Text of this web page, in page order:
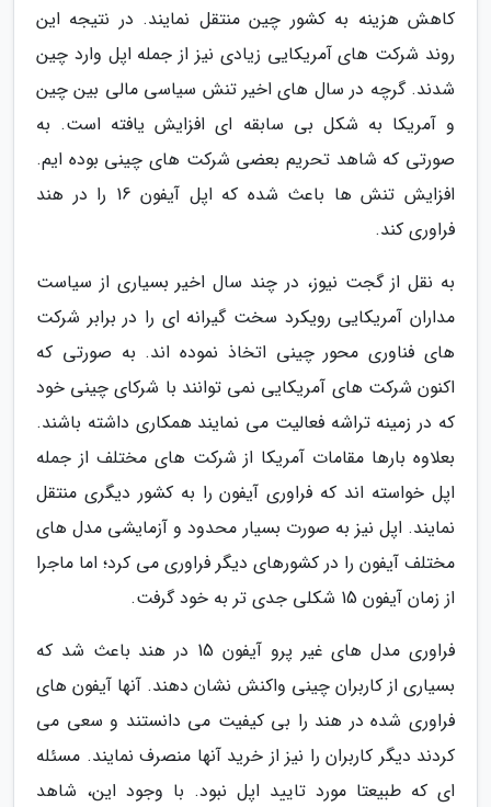
کاهش هزینه به کشور چین منتقل نمایند. در نتیجه این
روند شرکت های آمریکایی زیادی نیز از جمله اپل وارد چین
شدند. گرچه در سال های اخیر تنش سیاسی مالی بین چین
و آمریکا به شکل بی سابقه ای افزایش یافته است. به
صورتی که شاهد تحریم بعضی شرکت های چینی بوده ایم.
افزایش تنش ها باعث شده که اپل آیفون 16 را در هند
فراوری کند.
به نقل از گجت نیوز، در چند سال اخیر بسیاری از سیاست
مداران آمریکایی رویکرد سخت گیرانه ای را در برابر شرکت
های فناوری محور چینی اتخاذ نموده اند. به صورتی که
اکنون شرکت های آمریکایی نمی توانند با شرکای چینی خود
که در زمینه تراشه فعالیت می نمایند همکاری داشته باشند.
بعلاوه بارها مقامات آمریکا از شرکت های مختلف از جمله
اپل خواسته اند که فراوری آیفون را به کشور دیگری منتقل
نمایند. اپل نیز به صورت بسیار محدود و آزمایشی مدل های
مختلف آیفون را در کشورهای دیگر فراوری می کرد؛ اما ماجرا
از زمان آیفون 15 شکلی جدی تر به خود گرفت.
فراوری مدل های غیر پرو آیفون 15 در هند باعث شد که
بسیاری از کاربران چینی واکنش نشان دهند. آنها آیفون های
فراوری شده در هند را بی کیفیت می دانستند و سعی می
کردند دیگر کاربران را نیز از خرید آنها منصرف نمایند. مسئله
ای که طبیعتا مورد تایید اپل نبود. با وجود این، شاهد